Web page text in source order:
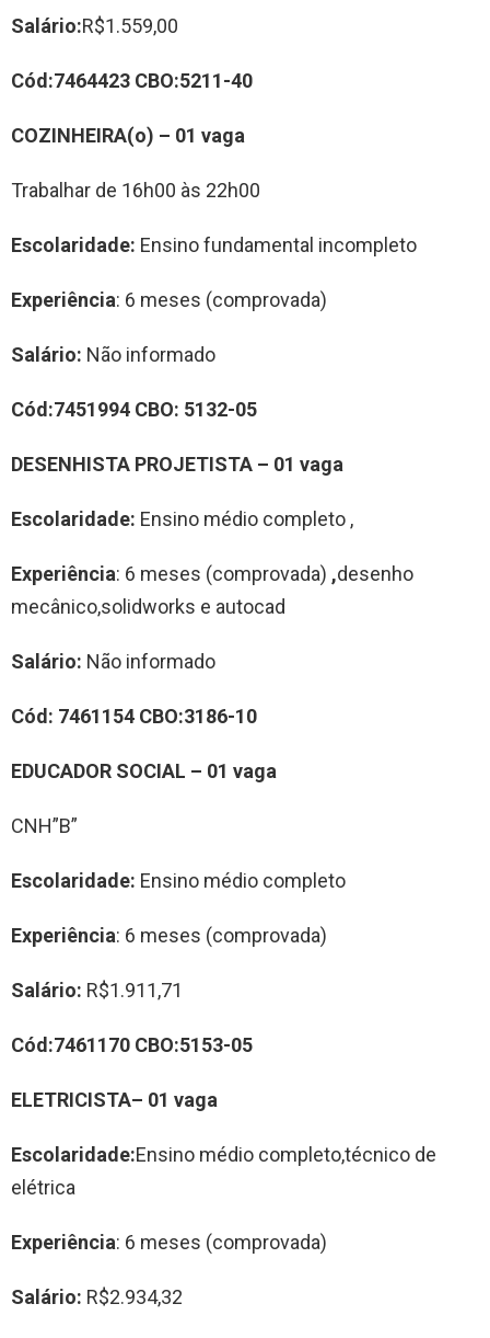
Salário:R$1.559,00
Cód:7464423 CBO:5211-40
COZINHEIRA(o) – 01 vaga
Trabalhar de 16h00 às 22h00
Escolaridade: Ensino fundamental incompleto
Experiência: 6 meses (comprovada)
Salário: Não informado
Cód:7451994 CBO: 5132-05
DESENHISTA PROJETISTA – 01 vaga
Escolaridade: Ensino médio completo ,
Experiência: 6 meses (comprovada) ,desenho
mecânico,solidworks e autocad
Salário: Não informado
Cód: 7461154 CBO:3186-10
EDUCADOR SOCIAL – 01 vaga
CNH”B”
Escolaridade: Ensino médio completo
Experiência: 6 meses (comprovada)
Salário: R$1.911,71
Cód:7461170 CBO:5153-05
ELETRICISTA– 01 vaga
Escolaridade:Ensino médio completo,técnico de
elétrica
Experiência: 6 meses (comprovada)
Salário: R$2.934,32